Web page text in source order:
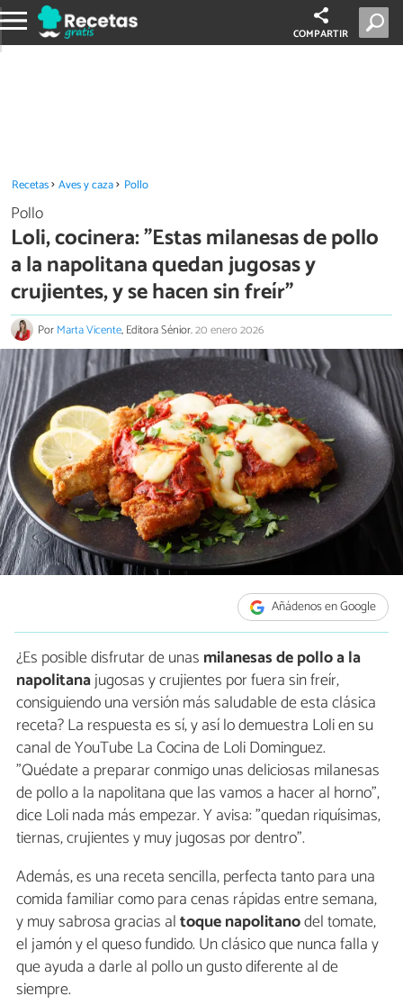
COMPARTIR
Recetas Aves y caza Pollo
Pollo
Loli, cocinera: "Estas milanesas de pollo
a la napolitana quedan jugosas y
crujientes, y se hacen sin freír"
PorMarta Vicente, Editora Sénior.20 enero 2026
Añádenos en Google
¿Es posible disfrutar de unas milanesas de pollo a la
napolitanajugosas y crujientes por fuera sin freír,
consiguiendo una versión más saludable de esta clásica
receta? La respuesta es sí, y así lo demuestra Loli en su
canal de YouTube La Cocina de Loli Dominguez.
"Quédate a preparar conmigo unas deliciosas milanesas
de pollo a la napolitana que las vamos a hacer al horno",
dice Loli nada más empezar. Y avisa: "quedan riquísimas,
tiernas, crujientes y muy jugosas por dentro".
Además, es una receta sencilla, perfecta tanto para una
comida familiar como para cenas rápidas entre semana,
y muy sabrosa gracias altoque napolitanodel tomate,
el jamón y el queso fundido. Un clásico que nunca falla y
que ayuda a darle al pollo un gusto diferente al de
siempre.